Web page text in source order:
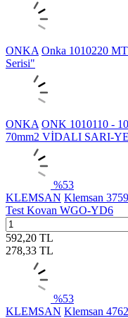
ONKA Onka 1010220
Serisi"
ONKA ONK 1010110 -
70mm2 VİDALI SARI-
%53
KLEMSAN Klemsan
Test Kovan WGO-YD6
592,20 TL
278,33 TL
%53
KLEMSAN Klemsan